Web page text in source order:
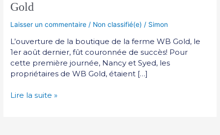
Gold
Laisser un commentaire / Non classifié(e) / Simon
L’ouverture de la boutique de la ferme WB Gold, le
1er août dernier, fût couronnée de succès! Pour
cette première journée, Nancy et Syed, les
propriétaires de WB Gold, étaient […]
Lire la suite »